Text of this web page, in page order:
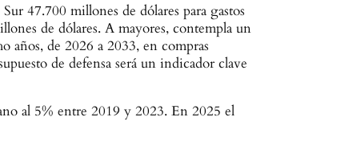
47.700 millones de dólares para gastos
de dólares. A mayores, contempla un
años, de 2026 a 2033, en compras
de defensa será un indicador clave
al 5% entre 2019 y 2023. En 2025 el